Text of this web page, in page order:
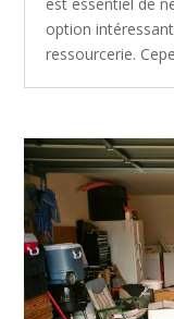
option
ressourcerie.